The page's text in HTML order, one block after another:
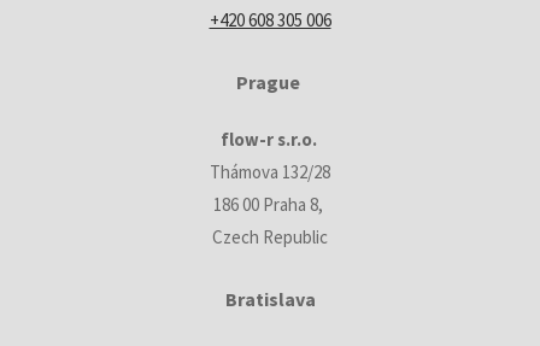
+420 608 305 006
Prague
flow-r s.r.o.
Thámova 132/28
186 00 Praha 8,
Czech Republic
Bratislava